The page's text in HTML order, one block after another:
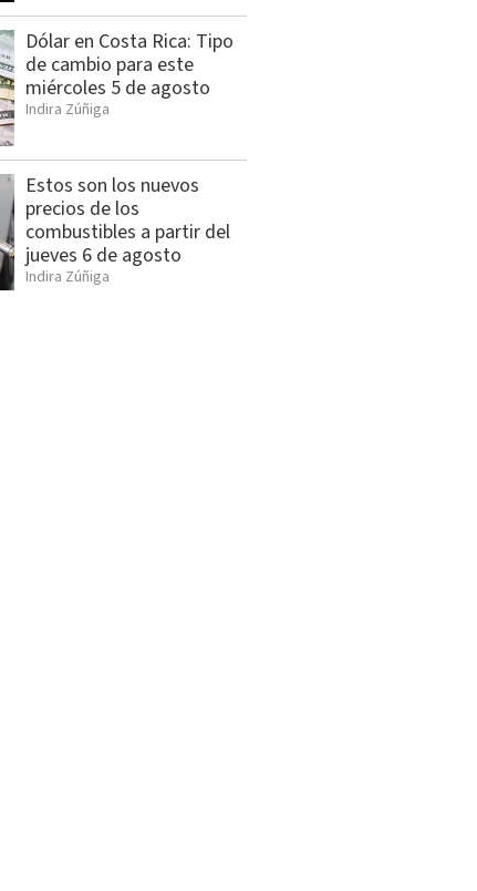
Dólar en Costa Rica: Tipo
de cambio para este
miércoles 5 de agosto
Indira Zúñiga
Estos son los nuevos
precios de los
combustibles a partir del
jueves 6 de agosto
Indira Zúñiga